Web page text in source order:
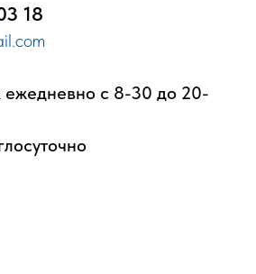
18
ежедневно с 8-30 до 20-